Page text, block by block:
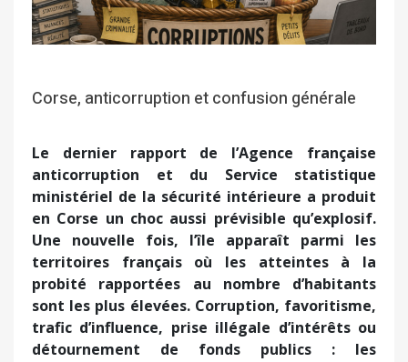
Corse, anticorruption et confusion générale
Le dernier rapport de l’Agence française
anticorruption et du Service statistique
ministériel de la sécurité intérieure a produit
en Corse un choc aussi prévisible qu’explosif.
Une nouvelle fois, l’île apparaît parmi les
territoires français où les atteintes à la
probité rapportées au nombre d’habitants
sont les plus élevées. Corruption, favoritisme,
trafic d’influence, prise illégale d’intérêts ou
détournement de fonds publics : les